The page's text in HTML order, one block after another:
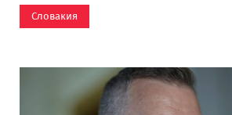
Словакия